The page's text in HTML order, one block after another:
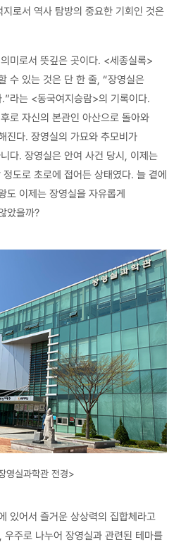
로서 역사 탐방의 중요한 기회인 것은
미로서 뜻깊은 곳이다. <세종실록>
수 있는 것은 단 한 줄, “장영실은
라는 <동국여지승람>의 기록이다.
로 자신의 본관인 아산으로 돌아와
진다. 장영실의 가묘와 추모비가
다. 장영실은 안여 사건 당시, 이제는
도로 초로에 접어든 상태였다. 늘 곁에
도 이제는 장영실을 자유롭게
았을까?
영실과학관 전경>
있어서 즐거운 상상력의 집합체라고
주로 나누어 장영실과 관련된 테마를